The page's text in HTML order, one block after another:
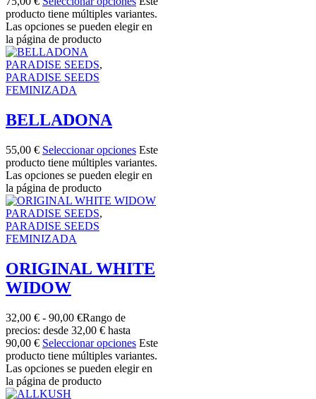
producto tiene múltiples variantes.
Las opciones se pueden elegir en
la página de producto
PARADISE SEEDS,
PARADISE SEEDS
FEMINIZADA
BELLADONA
55,00 € Seleccionar opciones Este
producto tiene múltiples variantes.
Las opciones se pueden elegir en
la página de producto
PARADISE SEEDS,
PARADISE SEEDS
FEMINIZADA
ORIGINAL WHITE
WIDOW
32,00 € - 90,00 €Rango de
precios: desde 32,00 € hasta
90,00 € Seleccionar opciones Este
producto tiene múltiples variantes.
Las opciones se pueden elegir en
la página de producto